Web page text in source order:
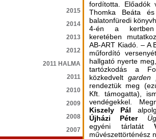
2015
2014
2013
2012
2011 HALMA
2011
2010
2009
2008
2007
fordította. Előadók
Thomka Beáta
balatonfüredi
4-én a kertben
keretében
AB-ART Kiadó. – A
műfordító
hallgató nyerte
tartózkodás a
közkedveltgarden
rendeztük meg
Kft. támogatta),
vendégekkel.
Kiszely Pál
Újházi Péter
egyéni tárlatát
művészettörténész